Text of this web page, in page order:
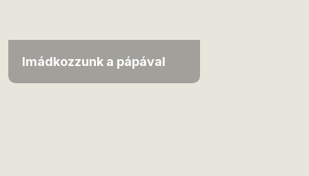
Imádkozzunk a pápával